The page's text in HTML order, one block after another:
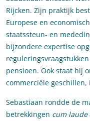
Rijcken. Zijn praktijk
Europese en
staatssteun- en
bijzondere expertise
pensioen. Ook staat hij
commerciële
Sebastiaan rondde de
betrekkingen cum laude